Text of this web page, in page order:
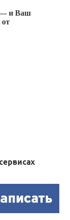
— и Ваш
от